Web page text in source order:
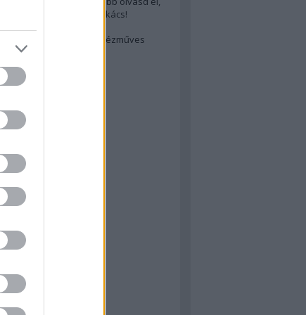
erről egy magyar szakács!
rejtett kincsei: orosz kézműves